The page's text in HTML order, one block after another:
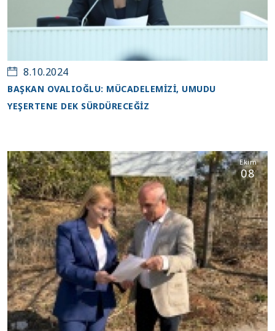
8.10.2024
BAŞKAN OVALIOĞLU: MÜCADELEMİZİ, UMUDU
YEŞERTENE DEK SÜRDÜRECEĞİZ
Ekim
08